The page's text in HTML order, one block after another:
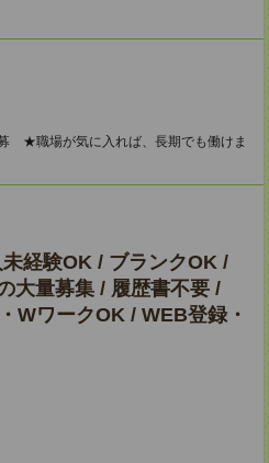
★職場が気に入れば、長期でも働けま
経験OK / ブランクOK /
大量募集 / 履歴書不要 /
WワークOK / WEB登録・